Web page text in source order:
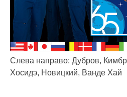
Слева направо: Дубров,
Хосидэ, Новицкий, Ванде Хай